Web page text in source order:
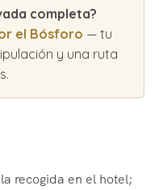
completa?
el Bósforo — tu
y una ruta
recogida en el hotel;